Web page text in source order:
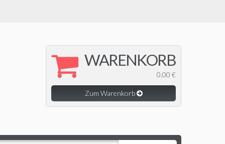
WARENKORB
0,00 €
Zum Warenkorb